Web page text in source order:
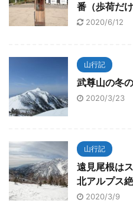
番（歩荷だ
2020/6/12
山行記
武尊山の冬
2020/3/23
山行記
遠見尾根は
北アルプス
2020/3/9